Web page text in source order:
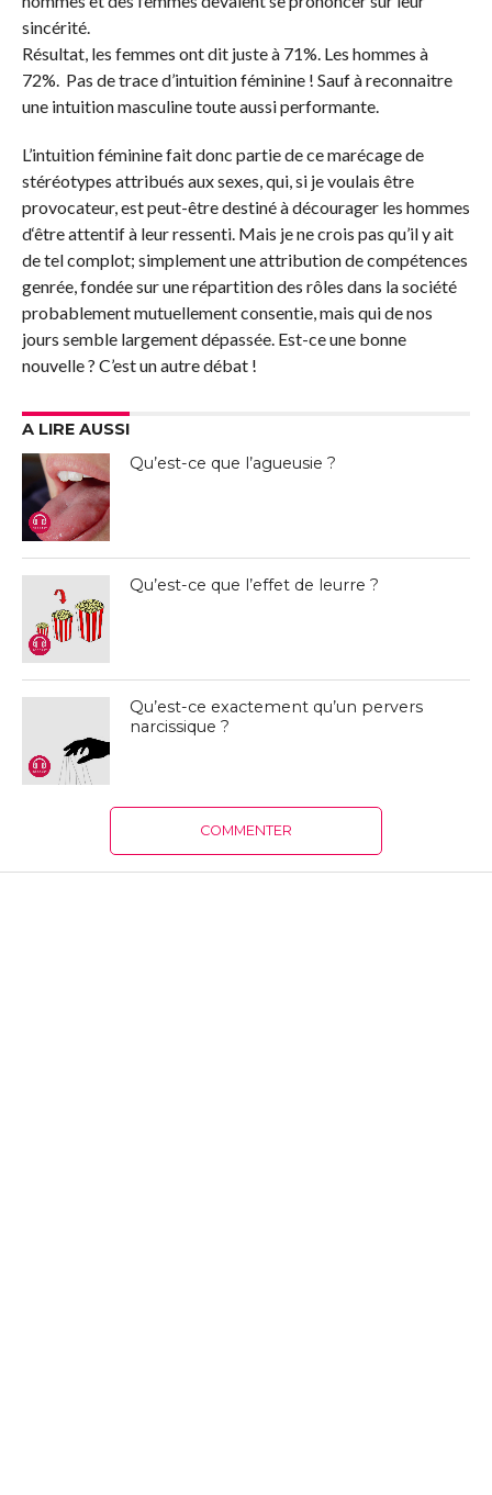
sincérité.
Résultat, les femmes ont dit juste à 71%. Les hommes à
72%. Pas de trace d’intuition féminine ! Sauf à reconnaitre
une intuition masculine toute aussi performante.
L’intuition féminine fait donc partie de ce marécage de
stéréotypes attribués aux sexes, qui, si je voulais être
provocateur, est peut-être destiné à décourager les hommes
d‘être attentif à leur ressenti. Mais je ne crois pas qu’il y ait
de tel complot; simplement une attribution de compétences
genrée, fondée sur une répartition des rôles dans la société
probablement mutuellement consentie, mais qui de nos
jours semble largement dépassée. Est-ce une bonne
nouvelle ? C’est un autre débat !
A LIRE AUSSI
Qu’est-ce que l’agueusie ?
Qu’est-ce que l’effet de leurre ?
Qu’est-ce exactement qu’un pervers
narcissique ?
COMMENTER